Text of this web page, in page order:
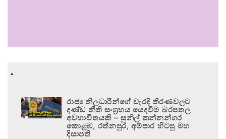
.
රාජ්‍ය නිලධාරීන්ගේ වැරදි තීරණවලට
දණ්ඩ නීති සංග්‍රහය යෙදවීම බරපතල
අවභාවිතයකි – සුනිල් කන්නන්ගර
කොළඹ, රත්නපුර, අම්පාර හිටපු මහ
දිසාපති